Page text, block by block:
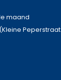
maand
Peperstraat